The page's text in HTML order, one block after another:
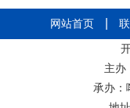
网站首页
主办
承办：